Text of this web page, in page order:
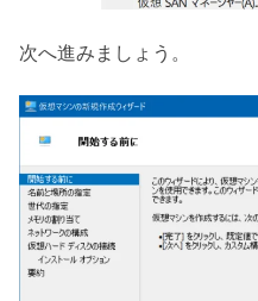
次へ進みましょう。